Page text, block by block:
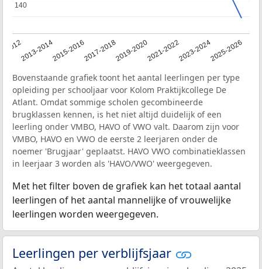
20122013-20142015-20162017-20182019-20202021-20222023-20242025-2026
140
140
Bovenstaande grafiek toont het aantal leerlingen per type
opleiding per schooljaar voor Kolom Praktijkcollege De
Atlant. Omdat sommige scholen gecombineerde
brugklassen kennen, is het niet altijd duidelijk of een
leerling onder VMBO, HAVO of VWO valt. Daarom zijn voor
VMBO, HAVO en VWO de eerste 2 leerjaren onder de
noemer 'Brugjaar' geplaatst. HAVO VWO combinatieklassen
in leerjaar 3 worden als 'HAVO/VWO' weergegeven.
Met het filter boven de grafiek kan het totaal aantal
leerlingen of het aantal mannelijke of vrouwelijke
leerlingen worden weergegeven.
Leerlingen per verblijfsjaar